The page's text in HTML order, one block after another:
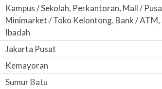
Kampus / Sekolah, Perkantoran, Mall /
Minimarket / Toko Kelontong, Bank / ATM,
Ibadah
Jakarta Pusat
Kemayoran
Sumur Batu